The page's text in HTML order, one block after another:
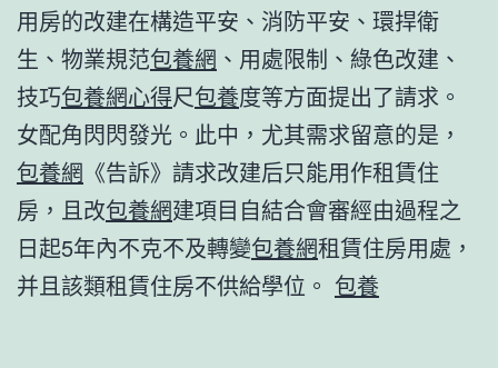
用房的改建在構造平安、消防平安、環捍衛
生、物業規范包養網 、用處限制、綠色改建、
技巧包養網心得尺包養度等方面提出了請求。
女配角閃閃發光。此中，尤其需求留意的是，
包養網 《告訴》請求改建后只能用作租賃住
房，且改包養網建項目自結合會審經由過程之
日起5年內不克不及轉變包養網租賃住房用處，
并且該類租賃住房不供給學位。 包養